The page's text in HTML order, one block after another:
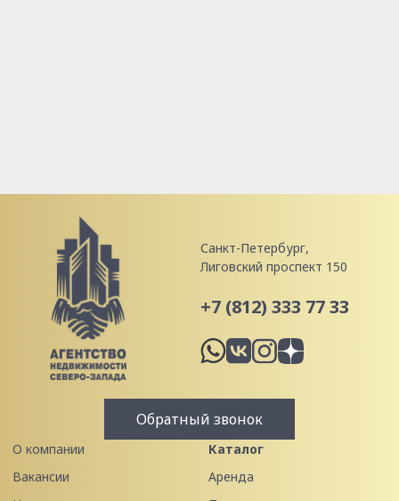
Санкт-Петербург,
Лиговский проспект 150
+7 (812) 333 77 33
Обратный звонок
О компании
Вакансии
Каталог
Аренда